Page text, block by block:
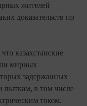
жителей
доказательств по
что казахстанские
мирных
задержанных
пыткам, в том числе
током.